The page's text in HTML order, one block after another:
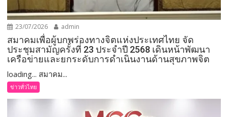
23/07/2026 admin
สมาคมเพื่อผู้บกพร่องทางจิตแห่งประเทศไทย จัด
ประชุมสามัญครั้งที่ 23 ประจำปี 2568 เดินหน้าพัฒนา
เครือข่ายและยกระดับการดำเนินงานด้านสุขภาพจิต
loading... สมาคม...
ข่าวทั่วไทย